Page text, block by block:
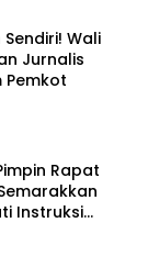
Sendiri! Wali
Jurnalis
Pemkot
Rapat
Instruksi